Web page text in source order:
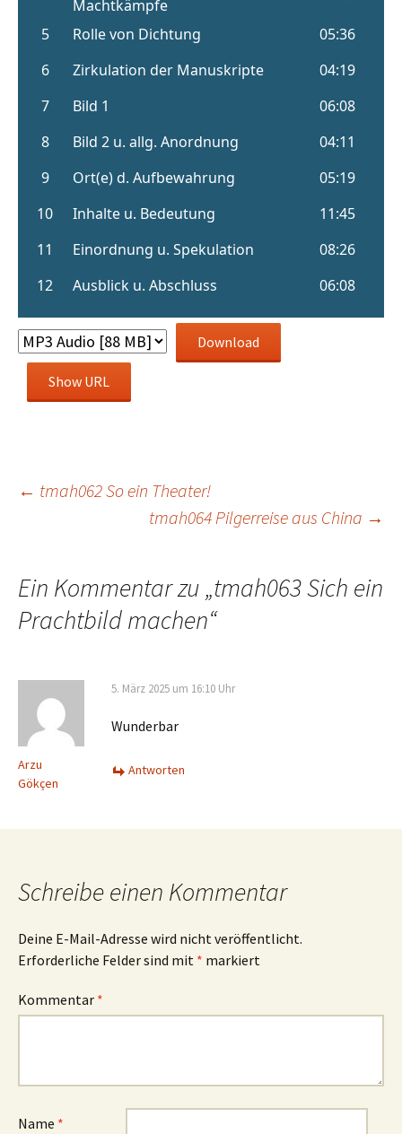
Download
Show URL
Beitragsnavigation
← tmah062 So ein Theater!
tmah064 Pilgerreise aus China →
Ein Kommentar zu „tmah063 Sich ein
Prachtbild machen“
Arzu
Gökçen
5. März 2025 um 16:10 Uhr
Wunderbar
Antworten
Schreibe einen Kommentar
Deine E-Mail-Adresse wird nicht veröffentlicht.
Erforderliche Felder sind mit * markiert
Kommentar *
Name *